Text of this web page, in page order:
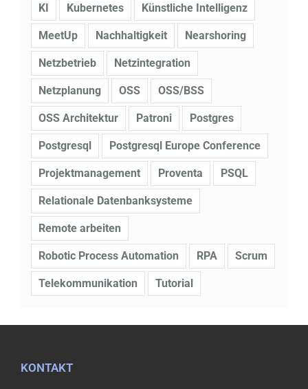
KI Kubernetes Künstliche Intelligenz
MeetUp Nachhaltigkeit Nearshoring
Netzbetrieb Netzintegration
Netzplanung OSS OSS/BSS
OSS Architektur Patroni Postgres
Postgresql Postgresql Europe Conference
Projektmanagement Proventa PSQL
Relationale Datenbanksysteme
Remote arbeiten
Robotic Process Automation RPA Scrum
Telekommunikation Tutorial
KONTAKT